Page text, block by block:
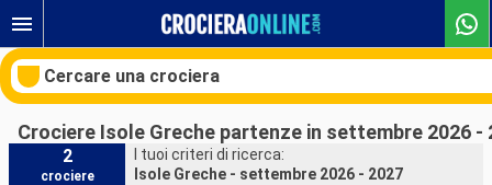
Cercare una crociera
Crociere Isole Greche partenze in settembre 2026 -
2
crociere
I tuoi criteri di ricerca:
Isole Greche - settembre 2026 - 2027